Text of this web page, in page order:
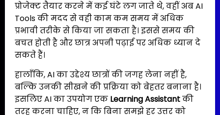
प्रोजेक्ट तैयार करने में कई घंटे लग जाते थे, वहीं अब AI
Tools की मदद से वही काम कम समय में अधिक
प्रभावी तरीके से किया जा सकता है। इससे समय की
बचत होती है और छात्र अपनी पढ़ाई पर अधिक ध्यान दे
सकते हैं।
हालाँकि, AI का उद्देश्य छात्रों की जगह लेना नहीं है,
बल्कि उनकी सीखने की प्रक्रिया को बेहतर बनाना है।
इसलिए AI का उपयोग एक Learning Assistantकी
तरह करना चाहिए, न कि बिना समझे हर उत्तर को